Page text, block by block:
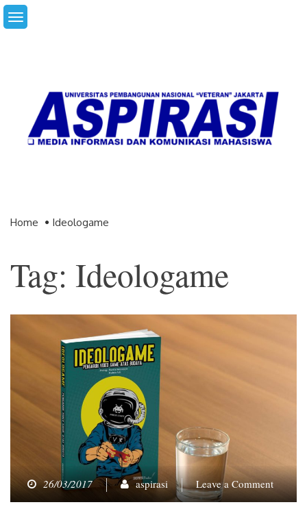
Skip
to
Home Ideologame
Tag: Ideologame
26/03/2017 aspirasi Leave a Commenton
Kala